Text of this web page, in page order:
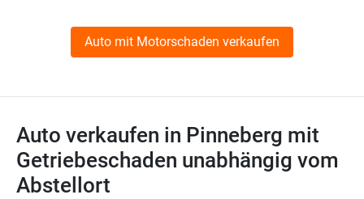
Auto mit Motorschaden verkaufen
Auto verkaufen in Pinneberg mit
Getriebeschaden unabhängig vom
Abstellort